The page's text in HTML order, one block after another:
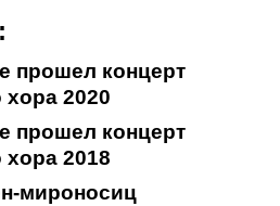
прошел концерт
2020
прошел концерт
2018
мироносиц